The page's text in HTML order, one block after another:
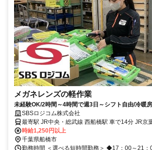
メガネレンズの軽作業
未経験OK/2時間～4時間で週3日～シフト自由/冷暖
ネレンズの軽作業/車通勤OK
SBSロジコム株式会社
最寄駅 JR中央・総武線 西船橋駅 車で14分 JR京
10分 JR中央・総武線 西船橋駅 車で14分 東京メ
車で14分 JR京葉線 南船橋駅 車で13分 最寄駅備考 「西船橋駅」と
「二俣新町駅」から自社専用無料送迎バスを運行
時給1,250円以上
千葉県船橋市
勤務時間 ＜選べる短時間勤務＞ ◆17：00～21